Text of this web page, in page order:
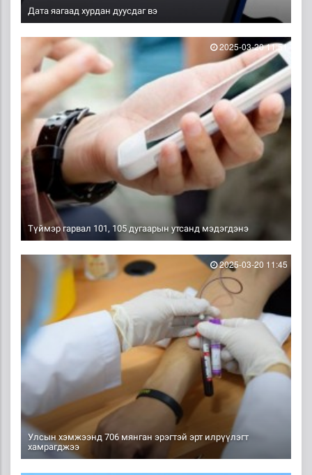
Дата яагаад хурдан дуусдаг вэ
Түймэр гарвал 101, 105 дугаарын утсанд мэдэгдэнэ
2025-03-20 11:51
Улсын хэмжээнд 706 мянган эрэгтэй эрт илрүүлэгт
хамрагджээ
2025-03-20 11:45